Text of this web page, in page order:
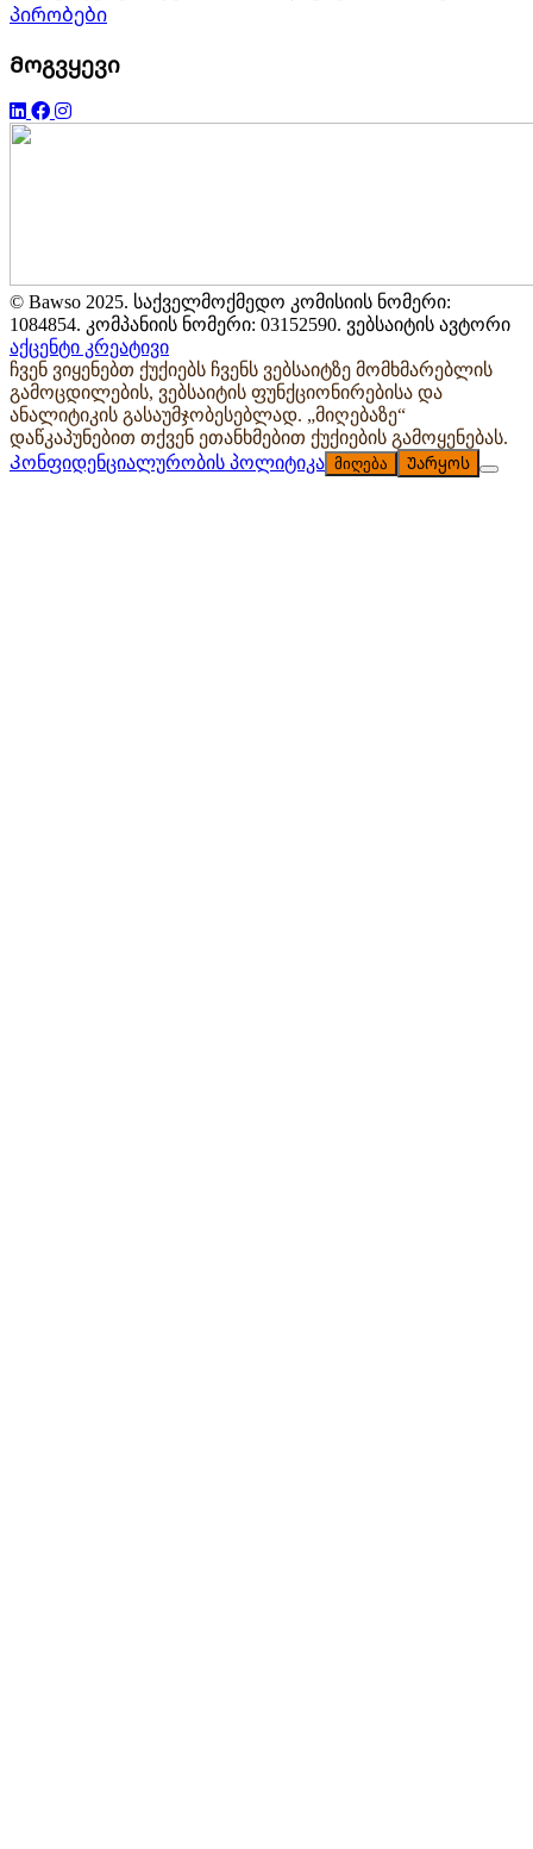
პირობები
Მოგვყევი
© Bawso 2025. საქველმოქმედო კომისიის ნომერი:
1084854. კომპანიის ნომერი: 03152590. ვებსაიტის ავტორი
აქცენტი კრეატივი
ჩვენ ვიყენებთ ქუქიებს ჩვენს ვებსაიტზე მომხმარებლის
გამოცდილების, ვებსაიტის ფუნქციონირებისა და
ანალიტიკის გასაუმჯობესებლად. „მიღებაზე“
დაწკაპუნებით თქვენ ეთანხმებით ქუქიების გამოყენებას.
Კონფიდენციალურობის პოლიტიკა მიღება Უარყოს